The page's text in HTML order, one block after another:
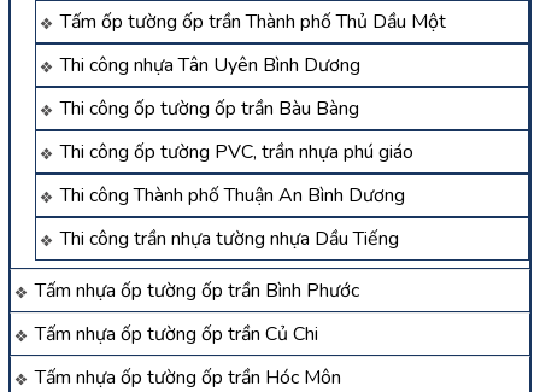
Tấm ốp tường ốp trần Thành phố Thủ Dầu Một
Thi công nhựa Tân Uyên Bình Dương
Thi công ốp tường ốp trần Bàu Bàng
Thi công ốp tường PVC, trần nhựa phú giáo
Thi công Thành phố Thuận An Bình Dương
Thi công trần nhựa tường nhựa Dầu Tiếng
Tấm nhựa ốp tường ốp trần Bình Phước
Tấm nhựa ốp tường ốp trần Củ Chi
Tấm nhựa ốp tường ốp trần Hóc Môn